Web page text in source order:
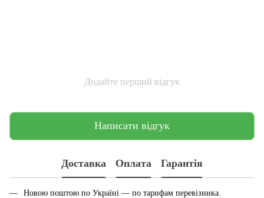
Додайте перший відгук
Написати відгук
Доставка Оплата Гарантія
Новою поштою по Україні — по тарифам перевiзника.